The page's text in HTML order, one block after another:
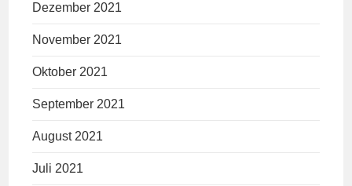
Dezember 2021
November 2021
Oktober 2021
September 2021
August 2021
Juli 2021